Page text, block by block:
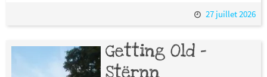
27 juillet 2026
Getting Old –
Stërnn